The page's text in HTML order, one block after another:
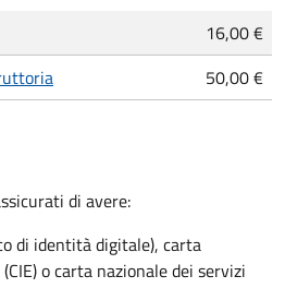
16,00 €
50,00 €
di avere:
di identità digitale), carta
o carta nazionale dei servizi